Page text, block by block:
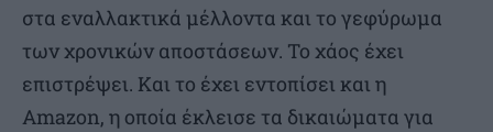
στα εναλλακτικά μέλλοντα και το γεφύρωμα
των χρονικών αποστάσεων. Το χάος έχει
επιστρέψει. Και το έχει εντοπίσει και η
Amazon, η οποία έκλεισε τα δικαιώματα για